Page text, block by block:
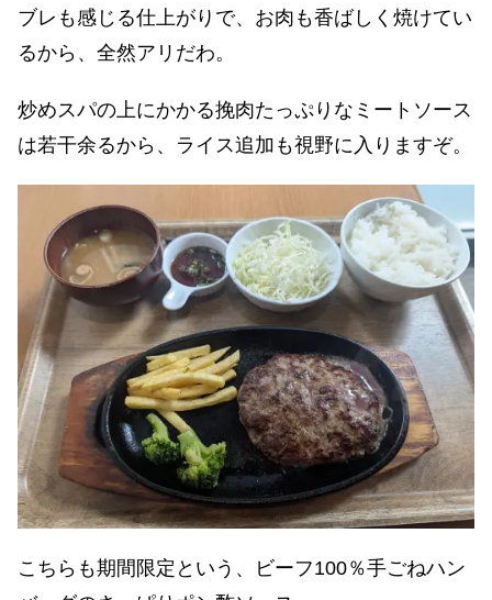
ブレも感じる仕上がりで、お肉も香ばしく焼けてい
るから、全然アリだわ。
炒めスパの上にかかる挽肉たっぷりなミートソース
は若干余るから、ライス追加も視野に入りますぞ。
こちらも期間限定という、ビーフ100％手ごねハン